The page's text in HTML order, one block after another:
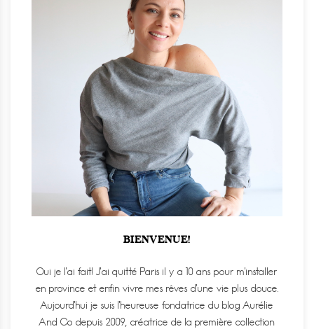
BIENVENUE!
Oui je l'ai fait! J'ai quitté Paris il y a 10 ans pour m'installer
en province et enfin vivre mes rêves d'une vie plus douce.
Aujourd'hui je suis l'heureuse fondatrice du blog Aurélie
And Co depuis 2009, créatrice de la première collection